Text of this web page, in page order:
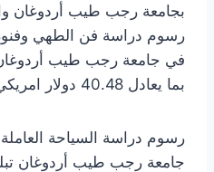
بجامعة رجب طيب أردوغان
رسوم دراسة فن الطهي
بما يعادل 40.48 دولار امريكي.
رسوم دراسة السياحة العاملة